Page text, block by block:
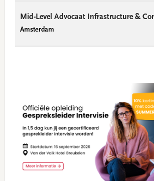
Mid-Level Advocaat Infrastructure &
Amsterdam